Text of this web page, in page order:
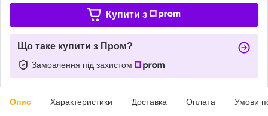
Купити з
Що таке купити з Пром?
Замовлення під захистом
Опис Характеристики Доставка Оплата Умови